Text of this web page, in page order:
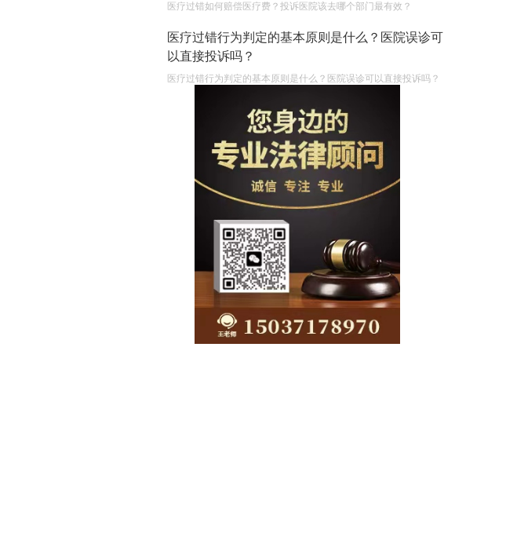
医疗过错如何赔偿医疗费？投诉医院该去哪个部门最有效？
医疗过错行为判定的基本原则是什么？医院误诊可
以直接投诉吗？
医疗过错行为判定的基本原则是什么？医院误诊可以直接投诉吗？